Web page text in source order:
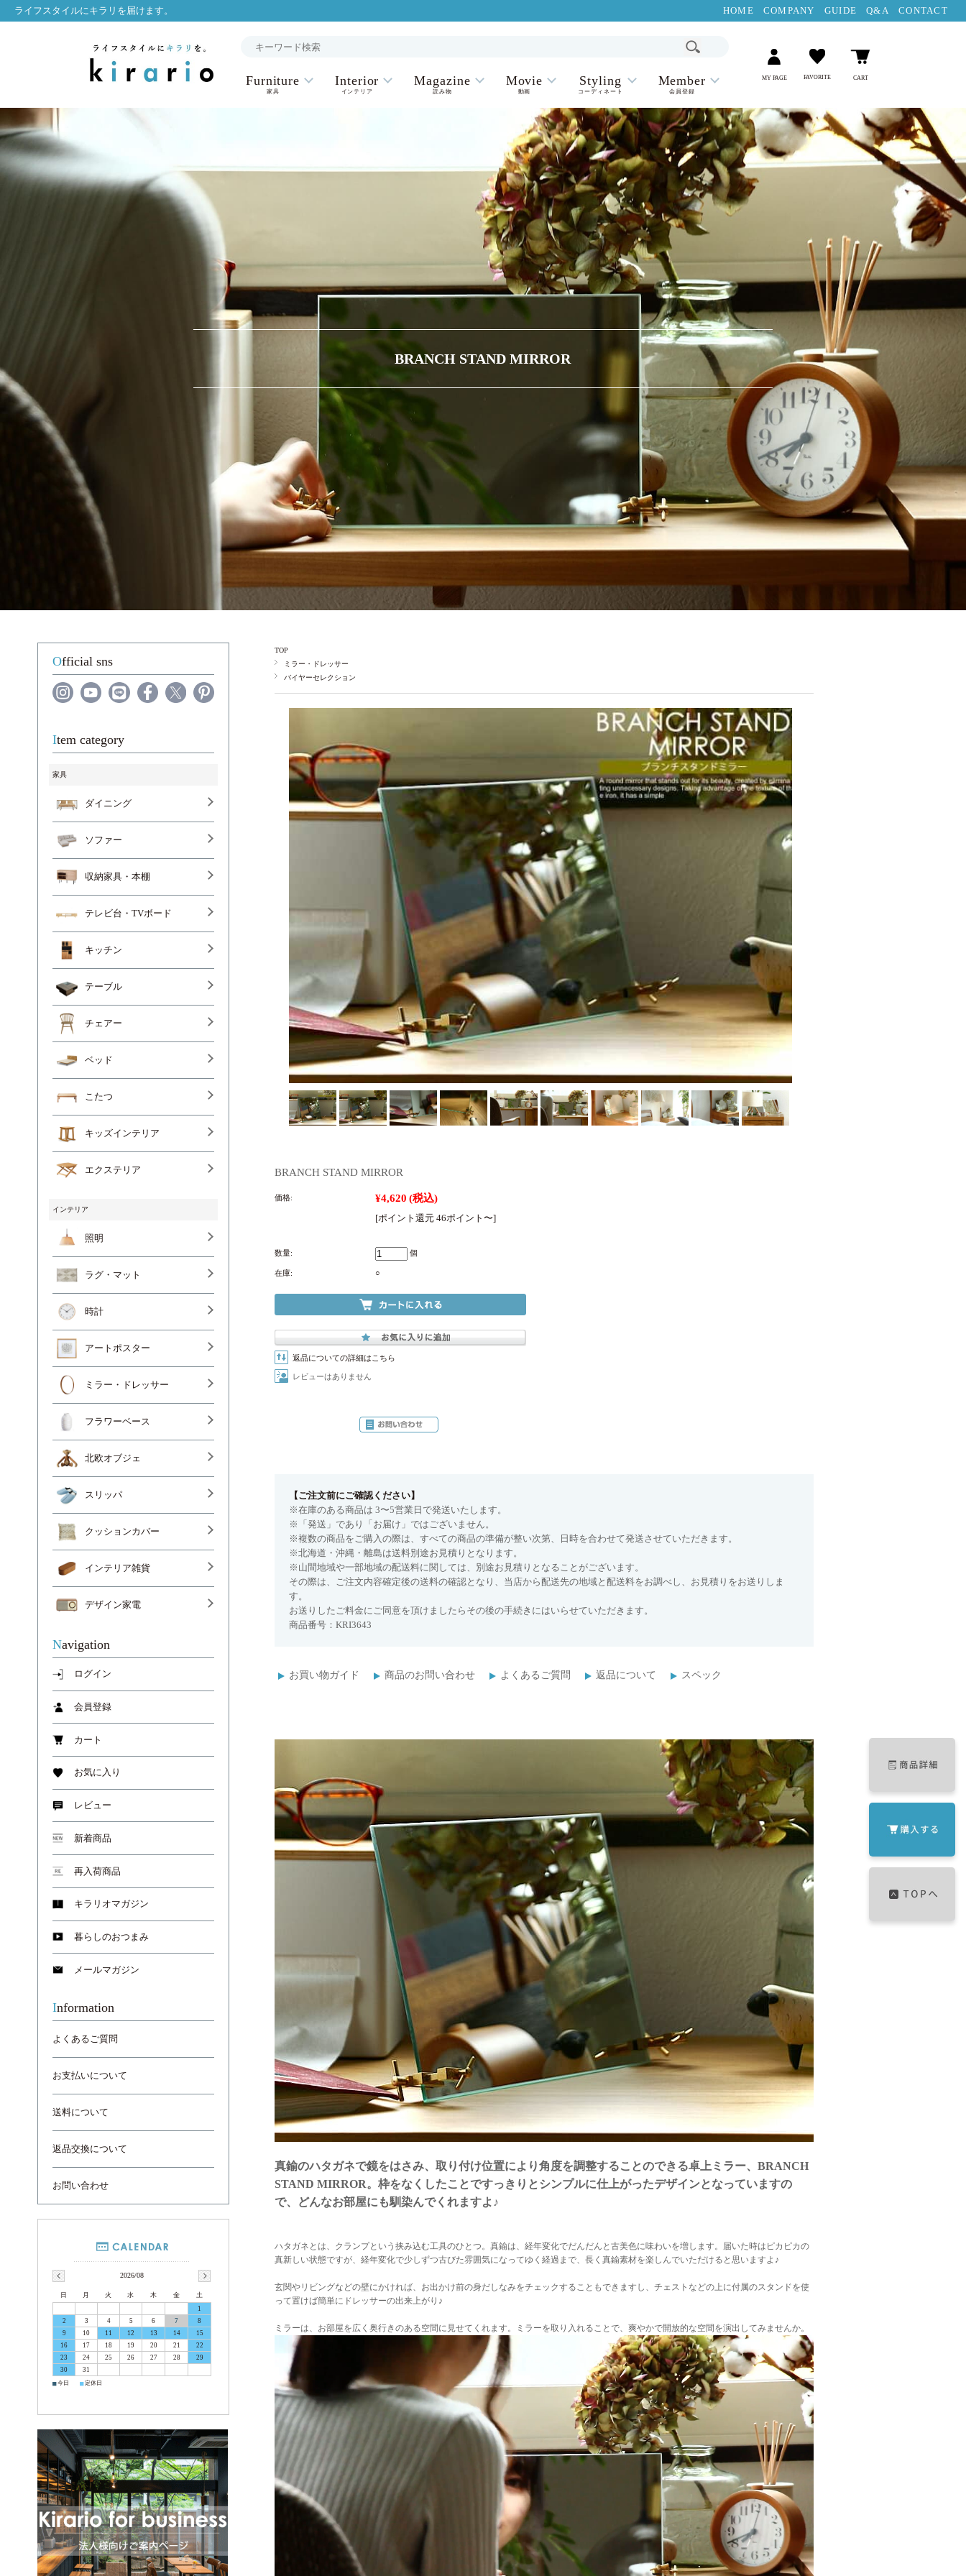
ライフスタイルにキラリを届けます。 HOME COMPANY GUIDE Q&A CONTACT
Furniture
家具
Interior
インテリア
Magazine
読み物
Movie
動画
Styling
コーディネート
Member
会員登録
MY PAGE FAVORITE CART
TOP
ミラー・ドレッサー
バイヤーセレクション
BRANCH STAND MIRROR
価格: ¥4,620 (税込)
[ポイント還元 46ポイント〜]
数量: 個
在庫: ○
返品についての詳細はこちら
レビューはありません
【ご注文前にご確認ください】
※在庫のある商品は 3〜5営業日で発送いたします。
※「発送」であり「お届け」ではございません。
※複数の商品をご購入の際は、すべての商品の準備が整い次第、日時を合わせて発送させていただきます。
※北海道・沖縄・離島は送料別途お見積りとなります。
※山間地域や一部地域の配送料に関しては、別途お見積りとなることがございます。
その際は、ご注文内容確定後の送料の確認となり、当店から配送先の地域と配送料をお調べし、お見積りをお送りしま
す。
お送りしたご料金にご同意を頂けましたらその後の手続きにはいらせていただきます。
商品番号：KRI3643
お買い物ガイド 商品のお問い合わせ よくあるご質問 返品について スペック
真鍮のハタガネで鏡をはさみ、取り付け位置により角度を調整することのできる卓上ミラー、BRANCH
STAND MIRROR。枠をなくしたことですっきりとシンプルに仕上がったデザインとなっていますの
で、どんなお部屋にも馴染んでくれますよ♪
ハタガネとは、クランプという挟み込む工具のひとつ。真鍮は、経年変化でだんだんと古美色に味わいを増します。届いた時はピカピカの
真新しい状態ですが、経年変化で少しずつ古びた雰囲気になってゆく経過まで、長く真鍮素材を楽しんでいただけると思いますよ♪
玄関やリビングなどの壁にかければ、お出かけ前の身だしなみをチェックすることもできますし、チェストなどの上に付属のスタンドを使
って置けば簡単にドレッサーの出来上がり♪
ミラーは、お部屋を広く奥行きのある空間に見せてくれます。ミラーを取り入れることで、爽やかで開放的な空間を演出してみませんか。
Official sns
Item category
家具
ダイニング
ソファー
収納家具・本棚
テレビ台・TVボード
キッチン
テーブル
チェアー
ベッド
こたつ
キッズインテリア
エクステリア
インテリア
照明
ラグ・マット
時計
アートポスター
ミラー・ドレッサー
フラワーベース
北欧オブジェ
スリッパ
クッションカバー
インテリア雑貨
デザイン家電
Navigation
ログイン
会員登録
カート
お気に入り
レビュー
新着商品
再入荷商品
キラリオマガジン
暮らしのおつまみ
メールマガジン
Information
よくあるご質問
お支払いについて
送料について
返品交換について
お問い合わせ
2026/08
日 月 火 水 木 金
土
1
2
3 4 5 6 7
8
9
10 11 12 13 14
15
16
17 18 19 20 21
22
23
24 25 26 27 28
29
30
31
■ 今日 ■ 定休日